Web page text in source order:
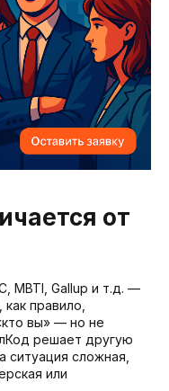
от
MBTI, Gallup и т.д. —
правило,
вы» — но не
решает другую
ситуация сложная,
или